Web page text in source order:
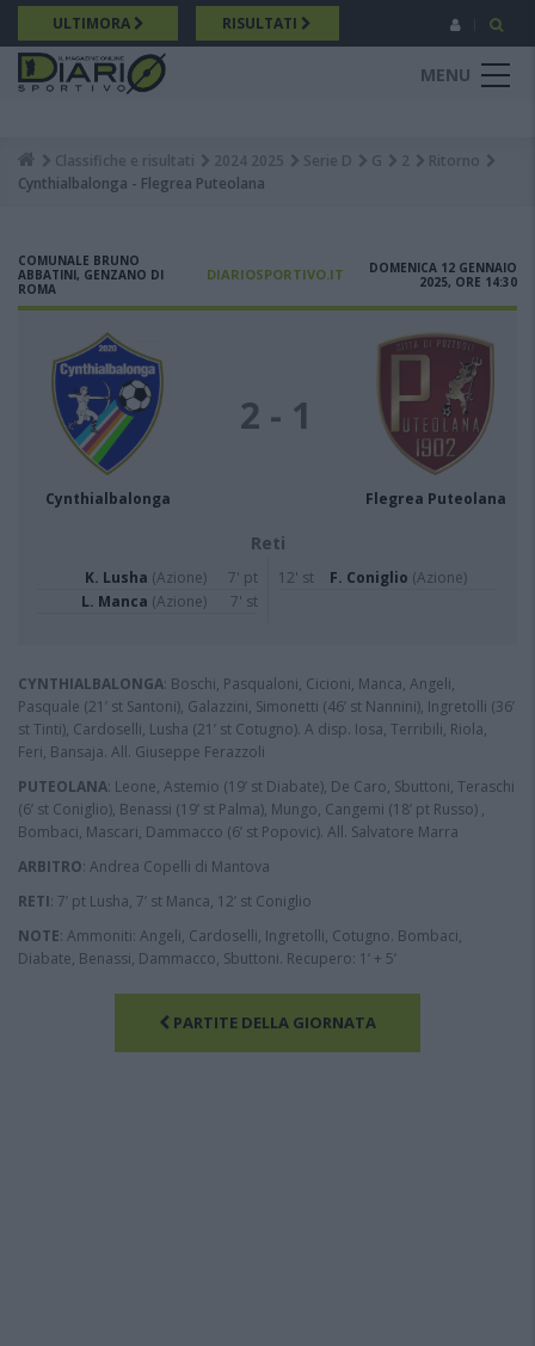
Salta
al
contenuto
principale
ULTIMORA RISULTATI
MENU
Breadcrumb
Classifiche e risultati 2024 2025 Serie D G 2
Ritorno
Cynthialbalonga - Flegrea Puteolana
COMUNALE BRUNO
ABBATINI, GENZANO DI
ROMA
DIARIOSPORTIVO.IT
DOMENICA 12 GENNAIO
2025, ORE 14:30
Cynthialbalonga
2 - 1
Flegrea Puteolana
Reti
K. Lusha (Azione)
7' pt
L. Manca (Azione) 7' st
12' st F. Coniglio (Azione)
CYNTHIALBALONGA: Boschi, Pasqualoni, Cicioni, Manca, Angeli,
Pasquale (21’ st Santoni), Galazzini, Simonetti (46’ st Nannini), Ingretolli (36’
st Tinti), Cardoselli, Lusha (21’ st Cotugno). A disp. Iosa, Terribili, Riola,
Feri, Bansaja. All. Giuseppe Ferazzoli
PUTEOLANA: Leone, Astemio (19’ st Diabate), De Caro, Sbuttoni, Teraschi
(6’ st Coniglio), Benassi (19’ st Palma), Mungo, Cangemi (18’ pt Russo) ,
Bombaci, Mascari, Dammacco (6’ st Popovic). All. Salvatore Marra
ARBITRO: Andrea Copelli di Mantova
RETI: 7’ pt Lusha, 7’ st Manca, 12’ st Coniglio
NOTE: Ammoniti: Angeli, Cardoselli, Ingretolli, Cotugno. Bombaci,
Diabate, Benassi, Dammacco, Sbuttoni. Recupero: 1’ + 5’
PARTITE DELLA GIORNATA